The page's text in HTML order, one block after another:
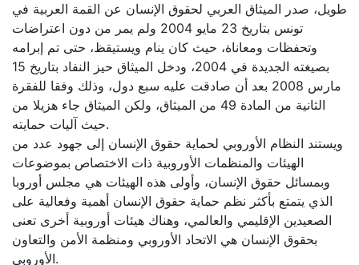
طويل، صدر الميثاق العربي لحقوق الإنسان عن القمة العربية في
تونس بتاريخ 23 مايو 2004 ولم يمر من دون اعتراضات
وتحفظات ومعاناة، حيث كان ينام ويستيقظ، حتى تم إبرامه
بصيغته الجديدة في 2004، ودخل الميثاق حيز النفاد بتاريخ 15
مارس 2008 بعد أن صادقت عليه سبع دول، وذلك وفقا للفقرة
الثانية من المادة 49 من الميثاق، ولكن الميثاق جاء هزيلا من
حيث آليات حمايته.
ويستند النظام الأوروبي لحماية حقوق الإنسان إلى جهود عدد من
الهيئات والمنظمات الأوروبية ذات الاختصاص بموضوعات
وبمسائل حقوق الإنسان، وأولى هذه الهيئات هي مجلس أوروبا
الذي يتمتع بأكثر نظم حماية حقوق الإنسان أهمية وفعالية على
الصعيدين الإقليمي والعالمي، وهناك هيئات أوروبية أخرى تعنى
بحقوق الإنسان هي الاتحاد الأوروبي ومنظمة الأمن والتعاون
الأوروبي.